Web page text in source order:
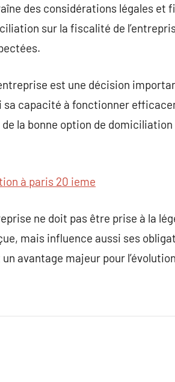
des considérations légales et
sur la fiscalité de
est une décision
sa capacité à fonctionner
la bonne option de
à paris 20 ieme
ne doit pas être prise à la
mais influence aussi ses
avantage majeur pour